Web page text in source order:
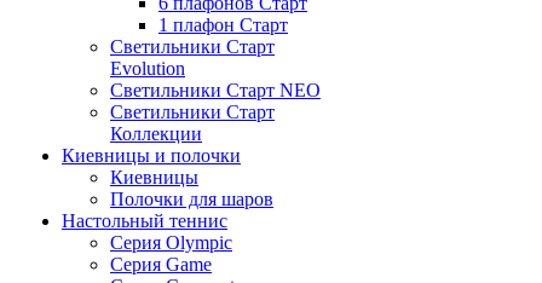
1 плафон Старт
Светильники Старт
Evolution
Светильники Старт NEO
Светильники Старт
Коллекции
Киевницы и полочки
Киевницы
Полочки для шаров
Настольный теннис
Серия Olympic
Серия Game